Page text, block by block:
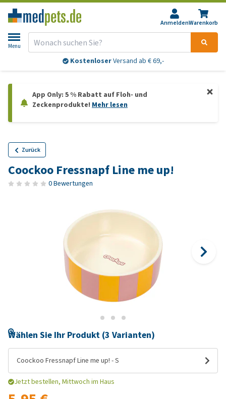
AnmeldenWarenkorb
Menu
KostenloserVersand ab € 69,-
App Only: 5 % Rabatt auf Floh- und
Zeckenprodukte! Mehr lesen
Zurück
Coockoo Fressnapf Line me up!
0 Bewertungen
Wählen Sie Ihr Produkt (3 Varianten)
Coockoo Fressnapf Line me up! - S
Jetzt bestellen, Mittwoch im Haus